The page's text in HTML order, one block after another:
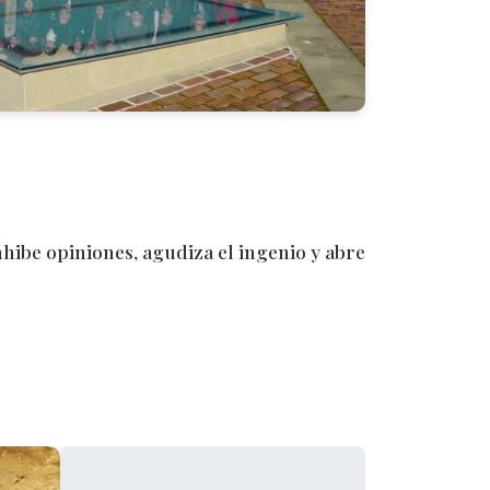
opiniones, agudiza el ingenio y abre